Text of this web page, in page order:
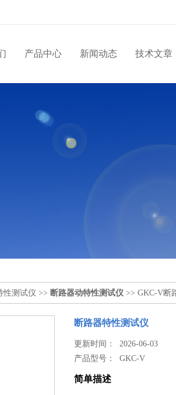
产品中心 新闻动态 技术文章
性测试仪 >> 断路器动特性测试仪 >> GKC-V断
断路器特性测试仪
更新时间： 2026-06-03
产品型号：GKC-V
简单描述